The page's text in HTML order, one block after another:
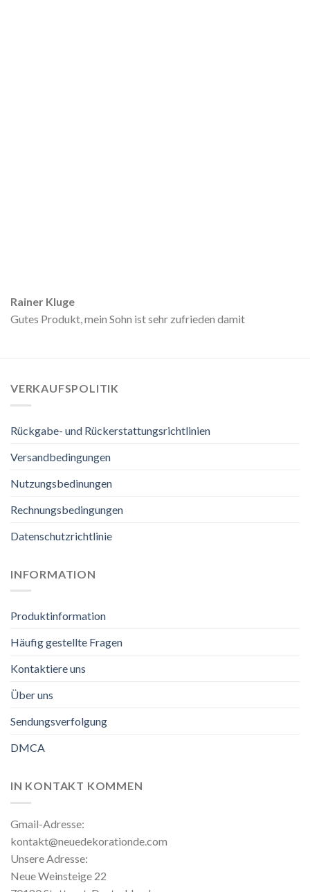
Rainer Kluge
Gutes Produkt, mein Sohn ist sehr zufrieden damit
VERKAUFSPOLITIK
Rückgabe- und Rückerstattungsrichtlinien
Versandbedingungen
Nutzungsbedinungen
Rechnungsbedingungen
Datenschutzrichtlinie
INFORMATION
Produktinformation
Häufig gestellte Fragen
Kontaktiere uns
Über uns
Sendungsverfolgung
DMCA
IN KONTAKT KOMMEN
Gmail-Adresse:
kontakt@neuedekorationde.com
Unsere Adresse:
Neue Weinsteige 22